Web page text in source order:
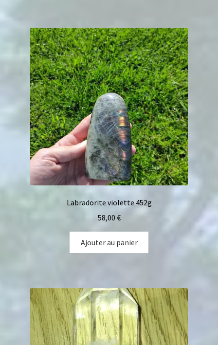
Carte Cadeau
Qui suis-je ?
Avis clients
Mon compte
Panier
Labradorite violette 452g
58,00 €
Ajouter au panier